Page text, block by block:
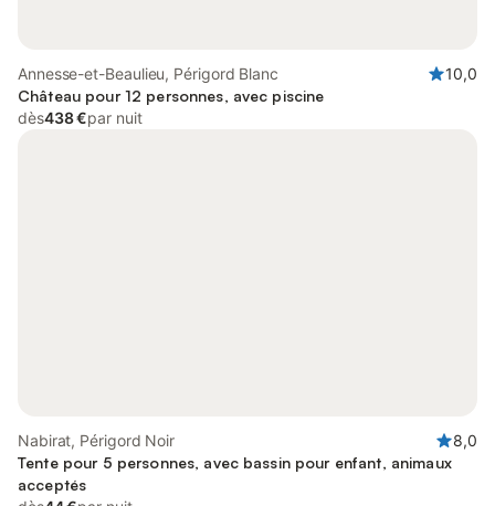
Annesse-et-Beaulieu, Périgord Blanc
10,0
Château pour 12 personnes, avec piscine
dès438 €par nuit
Nabirat, Périgord Noir
8,0
Tente pour 5 personnes, avec bassin pour enfant, animaux
acceptés